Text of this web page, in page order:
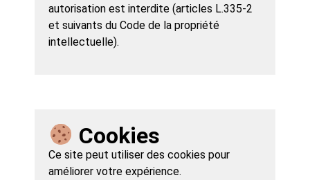
autorisation est interdite (articles L.335-2
et suivants du Code de la propriété
intellectuelle).
Cookies
Ce site peut utiliser des cookies pour
améliorer votre expérience.